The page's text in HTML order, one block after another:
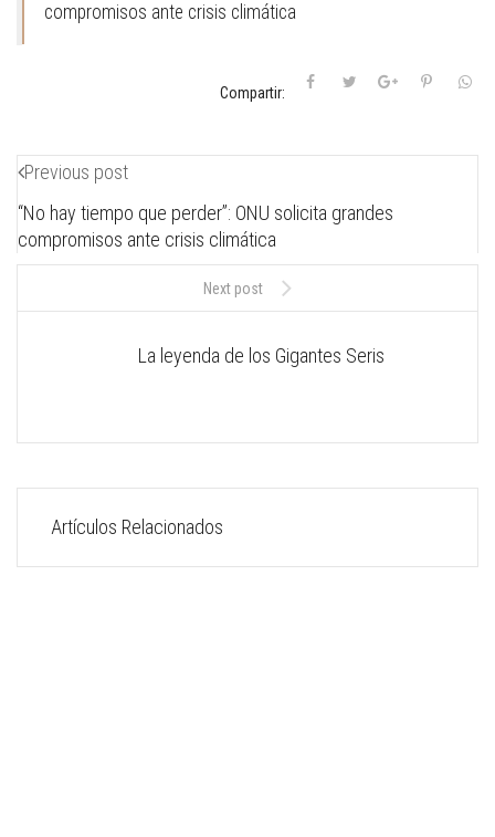
compromisos ante crisis climática
Compartir:
Previous post
“No hay tiempo que perder”: ONU solicita grandes
compromisos ante crisis climática
Next post
La leyenda de los Gigantes Seris
Artículos Relacionados